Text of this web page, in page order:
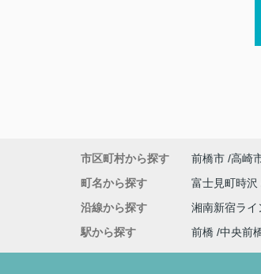
市区町村から探す 前橋市 高崎
町名から探す
富士見町時沢
沿線から探す
湘南新宿ライ
駅から探す
前橋 中央前